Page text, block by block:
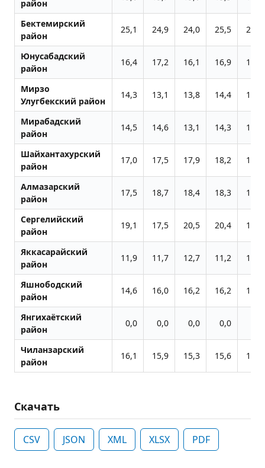
район
Бектемирский
район
25,1 24,9 24,0 25,5 20,9
Юнусабадский
район
16,4 17,2 16,1 16,9 16,2
Мирзо
Улугбекский район
14,3 13,1 13,8 14,4 13,6
Мирабадский
район
14,5 14,6 13,1 14,3 14,2
Шайхантахурский
район
17,0 17,5 17,9 18,2 18,1
Алмазарский
район
17,5 18,7 18,4 18,3 18,1
Сергелийский
район
19,1 17,5 20,5 20,4 19,6
Яккасарайский
район
11,9 11,7 12,7 11,2 11,7
Яшнободский
район
14,6 16,0 16,2 16,2 15,8
Янгихаётский
район
0,0 0,0 0,0 0,0
Чиланзарский
район
16,1 15,9 15,3 15,6 15,0
Скачать
CSV JSON XML XLSX PDF